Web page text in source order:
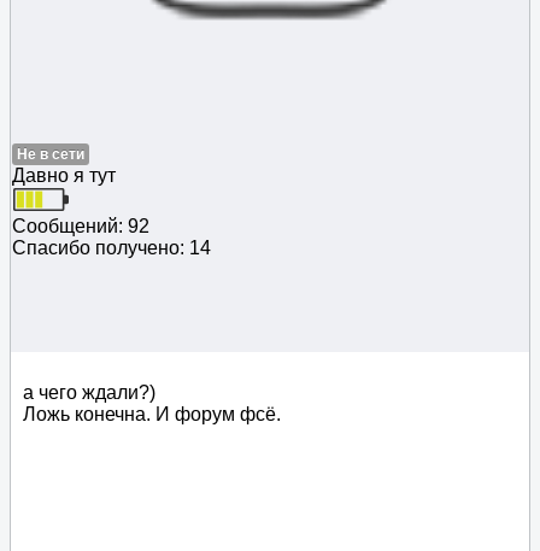
Не в сети
Давно я тут
Сообщений: 92
Спасибо получено: 14
а чего ждали?)
Ложь конечна. И форум фсё.